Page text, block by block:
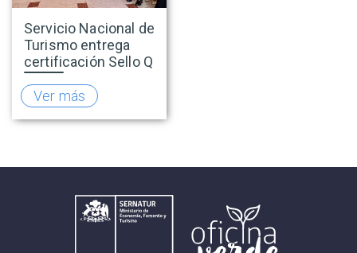
Servicio Nacional de
Turismo entrega
certificación Sello Q
a Antay Casino
Hotel de Copiapó
Ver más